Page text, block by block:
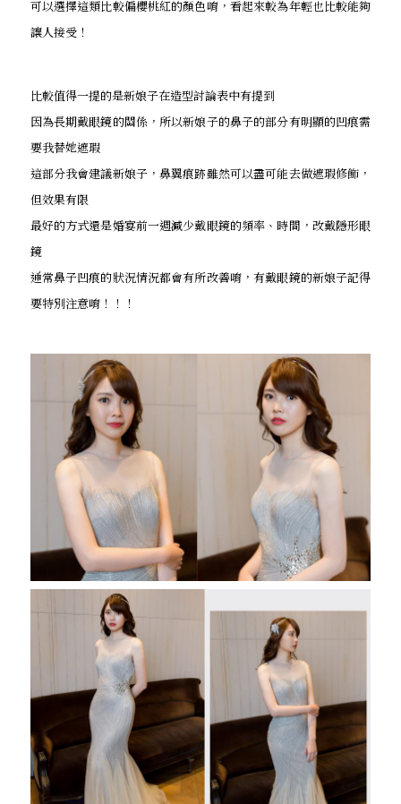
可以選擇這類比較偏櫻桃紅的顏色唷，看起來較為年輕也比較能夠
讓人接受！
比較值得一提的是新娘子在造型討論表中有提到
因為長期戴眼鏡的關係，所以新娘子的鼻子的部分有明顯的凹痕需
要我替她遮瑕
這部分我會建議新娘子，鼻翼痕跡雖然可以盡可能去做遮瑕修飾，
但效果有限
最好的方式還是婚宴前一週減少戴眼鏡的頻率、時間，改戴隱形眼
鏡
通常鼻子凹痕的狀況情況都會有所改善唷，有戴眼鏡的新娘子記得
要特別注意唷！！！